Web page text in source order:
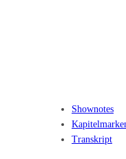
Shownotes
Transkript